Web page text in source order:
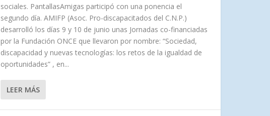
sociales. PantallasAmigas participó con una ponencia el
segundo día. AMIFP (Asoc. Pro-discapacitados del C.N.P.)
desarrolló los días 9 y 10 de junio unas Jornadas co-financiadas
por la Fundación ONCE que llevaron por nombre: “Sociedad,
discapacidad y nuevas tecnologías: los retos de la igualdad de
oportunidades” , en...
LEER MÁS